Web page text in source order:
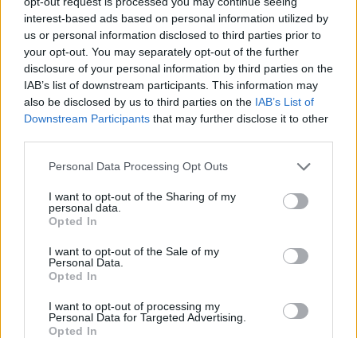
interest-based ads based on personal information utilized by
us or personal information disclosed to third parties prior to
your opt-out. You may separately opt-out of the further
disclosure of your personal information by third parties on the
IAB’s list of downstream participants. This information may
also be disclosed by us to third parties on the IAB’s List of
Downstream Participants that may further disclose it to other
Personal Data Processing Opt Outs
I want to opt-out of the Sharing of my
personal data.
Opted In
I want to opt-out of the Sale of my
Personal Data.
Opted In
I want to opt-out of processing my
Personal Data for Targeted Advertising.
Opted In